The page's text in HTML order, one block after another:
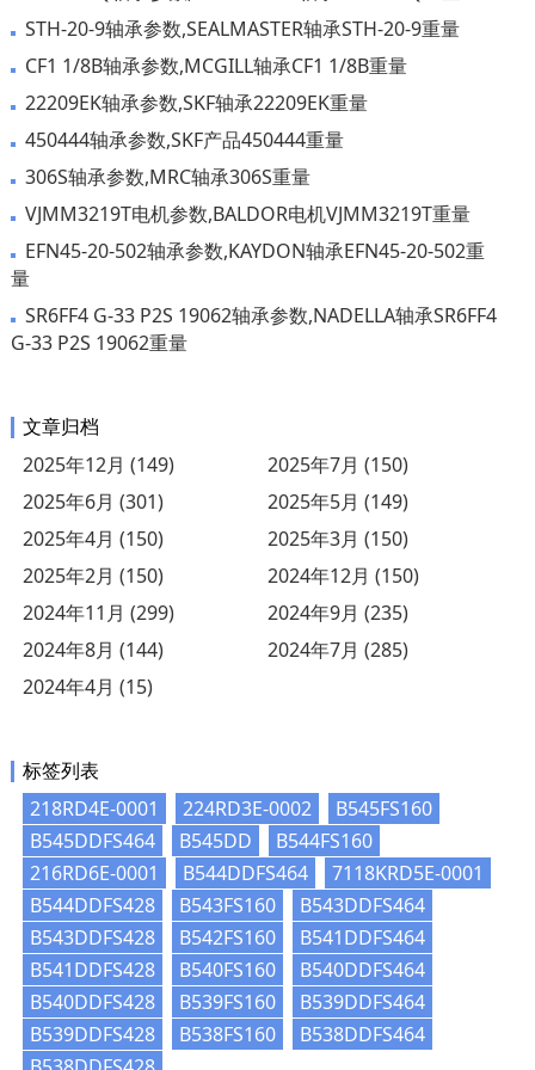
STH-20-9轴承参数,SEALMASTER轴承STH-20-9重量
CF1 1/8B轴承参数,MCGILL轴承CF1 1/8B重量
22209EK轴承参数,SKF轴承22209EK重量
450444轴承参数,SKF产品450444重量
306S轴承参数,MRC轴承306S重量
VJMM3219T电机参数,BALDOR电机VJMM3219T重量
EFN45-20-502轴承参数,KAYDON轴承EFN45-20-502重
量
SR6FF4 G-33 P2S 19062轴承参数,NADELLA轴承SR6FF4
G-33 P2S 19062重量
文章归档
2025年12月 (149)
2025年7月 (150)
2025年6月 (301)
2025年5月 (149)
2025年4月 (150)
2025年3月 (150)
2025年2月 (150)
2024年12月 (150)
2024年11月 (299)
2024年9月 (235)
2024年8月 (144)
2024年7月 (285)
2024年4月 (15)
标签列表
218RD4E-0001
224RD3E-0002
B545FS160
B545DDFS464
B545DD
B544FS160
216RD6E-0001
B544DDFS464
7118KRD5E-0001
B544DDFS428
B543FS160
B543DDFS464
B543DDFS428
B542FS160
B541DDFS464
B541DDFS428
B540FS160
B540DDFS464
B540DDFS428
B539FS160
B539DDFS464
B539DDFS428
B538FS160
B538DDFS464